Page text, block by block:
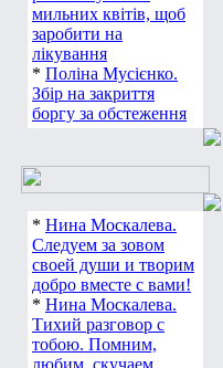
мильних квітів, щоб
заробити на
лікування
* Поліна Мусієнко.
Збір на закриття
боргу за обстеження
* Нина Москалева.
Следуем за зовом
своей души и творим
добро вместе с вами!
* Нина Москалева.
Тихий разговор с
тобою. Помним,
любим, скучаем.